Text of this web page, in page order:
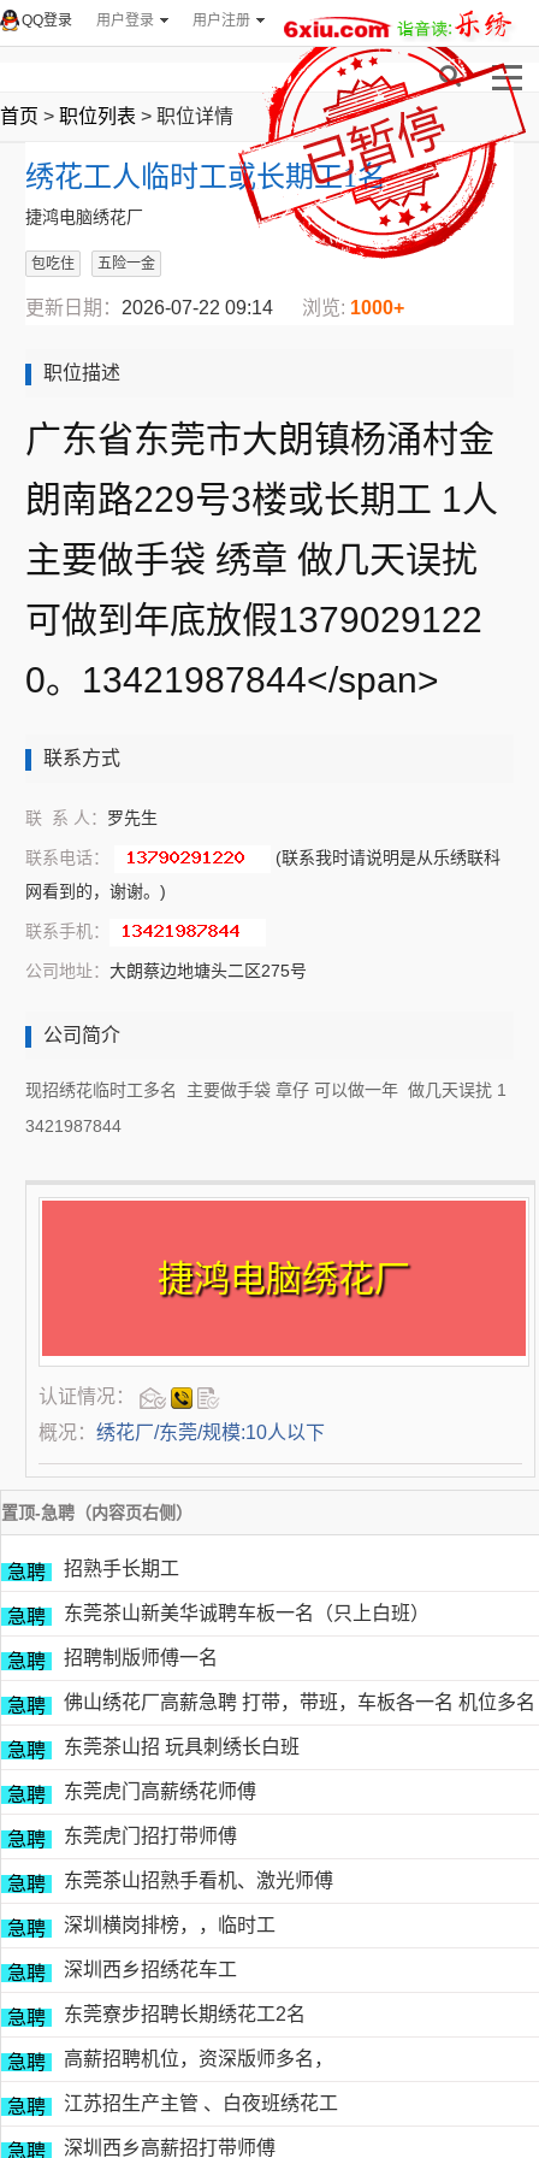
用户登录 用户注册
QQ登录
首页 > 职位列表 > 职位详情
绣花工人临时工或长期工1名
捷鸿电脑绣花厂
包吃住 五险一金
更新日期： 2026-07-22 09:14 浏览: 1000+
职位描述
广东省东莞市大朗镇杨涌村金
朗南路229号3楼或长期工 1人
主要做手袋 绣章 做几天误扰
可做到年底放假1379029122
0。13421987844</span>
联系方式
联 系 人： 罗先生
联系电话：
(联系我时请说明是从乐绣联科
网看到的，谢谢。)
联系手机：
公司地址： 大朗蔡边地塘头二区275号
公司简介
现招绣花临时工多名 主要做手袋 章仔 可以做一年 做几天误扰 1
3421987844
捷鸿电脑绣花厂
认证情况：
概况： 绣花厂/东莞/规模:10人以下
置顶-急聘（内容页右侧）
急聘 招熟手长期工
急聘 东莞茶山新美华诚聘车板一名（只上白班）
急聘 招聘制版师傅一名
急聘 佛山绣花厂高薪急聘 打带，带班，车板各一名 机位多名
急聘 东莞茶山招 玩具刺绣长白班
急聘 东莞虎门高薪绣花师傅
急聘 东莞虎门招打带师傅
急聘 东莞茶山招熟手看机、激光师傅
急聘 深圳横岗排榜，，临时工
急聘 深圳西乡招绣花车工
急聘 东莞寮步招聘长期绣花工2名
急聘 高薪招聘机位，资深版师多名，
急聘 江苏招生产主管 、白夜班绣花工
急聘 深圳西乡高薪招打带师傅